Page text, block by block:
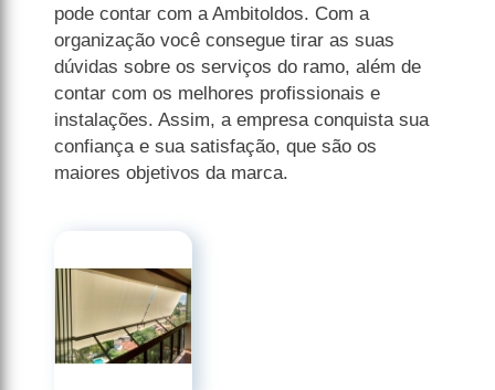
pode contar com a Ambitoldos. Com a
organização você consegue tirar as suas
dúvidas sobre os serviços do ramo, além de
contar com os melhores profissionais e
instalações. Assim, a empresa conquista sua
confiança e sua satisfação, que são os
maiores objetivos da marca.